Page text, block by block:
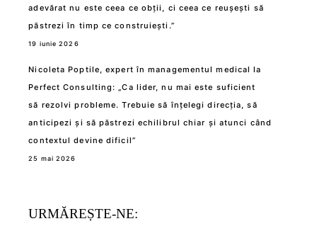
adevărat nu este ceea ce obții, ci ceea ce reușești să
păstrezi în timp ce construiești.”
19 iunie 2026
Nicoleta Poptile, expert în managementul medical la
Perfect Consulting: „Ca lider, nu mai este suficient
să rezolvi probleme. Trebuie să înțelegi direcția, să
anticipezi și să păstrezi echilibrul chiar și atunci când
contextul devine dificil”
25 mai 2026
URMĂREȘTE-NE: